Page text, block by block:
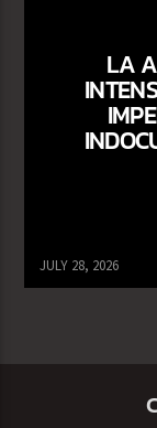
LA
JULY 28, 2026